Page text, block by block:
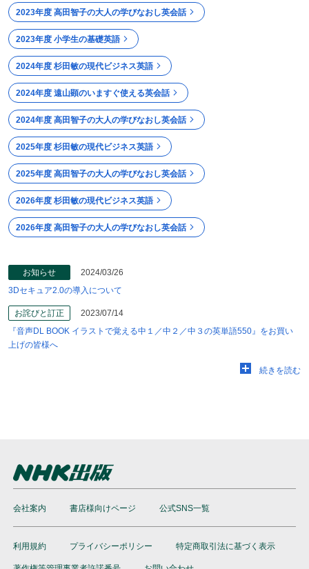
2023年度 高田智子の大人の学びなおし英会話
2023年度 小学生の基礎英語
2024年度 杉田敏の現代ビジネス英語
2024年度 遠山顕のいますぐ使える英会話
2024年度 高田智子の大人の学びなおし英会話
2025年度 杉田敏の現代ビジネス英語
2025年度 高田智子の大人の学びなおし英会話
2026年度 杉田敏の現代ビジネス英語
2026年度 高田智子の大人の学びなおし英会話
お知らせ
2024/03/26
3Dセキュア2.0の導入について
お詫びと訂正
2023/07/14
『音声DL BOOK イラストで覚える中１／中２／中３の英単語550』をお買い
上げの皆様へ
続きを読む
会社案内 書店様向けページ 公式SNS一覧
利用規約 プライバシーポリシー 特定商取引法に基づく表示